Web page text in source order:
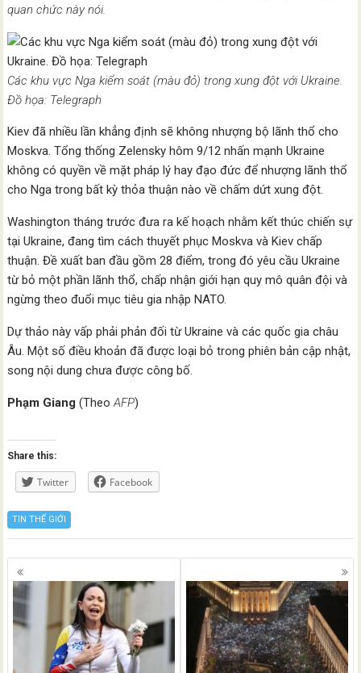
quan chức này nói.
Các khu vực Nga kiểm soát (màu đỏ) trong xung đột với Ukraine.
Đồ họa: Telegraph
Kiev đã nhiều lần khẳng định sẽ không nhượng bộ lãnh thổ cho
Moskva. Tổng thống Zelensky hôm 9/12 nhấn mạnh Ukraine
không có quyền về mặt pháp lý hay đạo đức để nhượng lãnh thổ
cho Nga trong bất kỳ thỏa thuận nào về chấm dứt xung đột.
Washington tháng trước đưa ra kế hoạch nhằm kết thúc chiến sự
tại Ukraine, đang tìm cách thuyết phục Moskva và Kiev chấp
thuận. Đề xuất ban đầu gồm 28 điểm, trong đó yêu cầu Ukraine
từ bỏ một phần lãnh thổ, chấp nhận giới hạn quy mô quân đội và
ngừng theo đuổi mục tiêu gia nhập NATO.
Dự thảo này vấp phải phản đối từ Ukraine và các quốc gia châu
Âu. Một số điều khoản đã được loại bỏ trong phiên bản cập nhật,
song nội dung chưa được công bố.
Phạm Giang (TheoAFP)
Share this:
Twitter Facebook
TIN THẾ GIỚI
Posts
navigation